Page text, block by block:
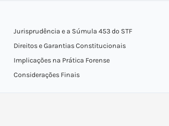
Jurisprudência e a Súmula 453 do STF
Direitos e Garantias Constitucionais
Implicações na Prática Forense
Considerações Finais